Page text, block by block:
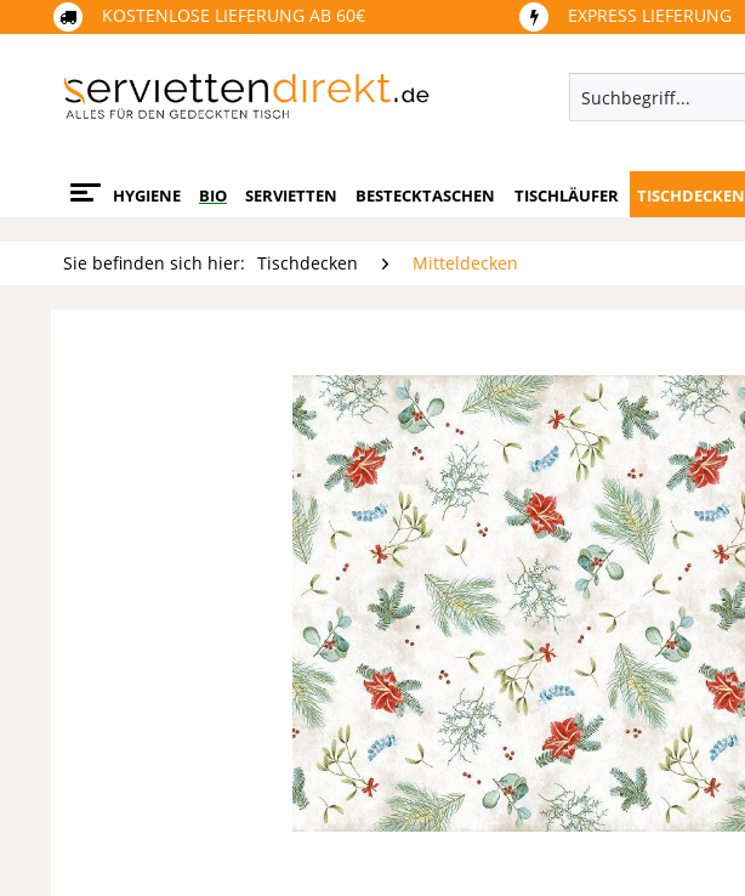
KOSTENLOSE LIEFERUNG AB 60€ EXPRESS LIEFERUNG
HYGIENE BIO SERVIETTEN BESTECKTASCHEN TISCHLÄUFER TISCHDECKEN
Sie befinden sich hier: Tischdecken Mitteldecken